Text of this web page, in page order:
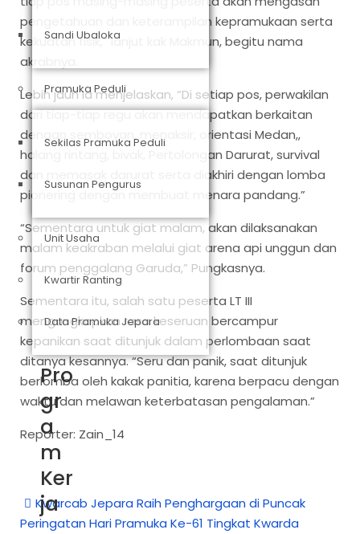
Sandi Ubaloka
Pramuka Peduli
Sekilas Pramuka Peduli
Susunan Pengurus
Unit Usaha
Kwartir Ranting
Data Pramuka Jepara
Pro
gr
a
m
Ker
ja
pengetahuan dan keterampilan kepramukaan serta
kekuatan fisik,” lanjut kak Makmun, begitu nama
akrabnya.
Lebih jauh Ia menjelaskan, “Di setiap pos, perwakilan
dari tiap-tiap regu akan mendapatkan berkaitan
dengan semboyan, menaksir, orientasi Medan,,
halang rintang, bivak, Pertolongan Darurat, survival
dan memasak darurat serta diakhiri dengan lomba
pionering dengan membuat menara pandang.”
“Sementara untuk giat malam, akan dilaksanakan
malam keakraban melalui giat arena api unggun dan
forum penggalang Garuda,” Pungkasnya.
Sementara itu, salah satu peserta LT III
mengungkapkan rasa keseruan bercampur
kepanikan saat ditunjuk dalam perlombaan saat
ditanya kesannya. “Seru dan panik, saat ditunjuk
berlomba oleh kakak panitia, karena berpacu dengan
waktu dan melawan keterbatasan pengalaman.”
Reporter: Zain_14
Kwarcab Jepara Raih Penghargaan di Puncak
Peringatan Hari Pramuka Ke-61 Tingkat Kwarda